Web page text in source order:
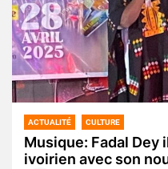
ACTUALITÉ CULTURE
Musique: Fadal Dey
ivoirien avec son